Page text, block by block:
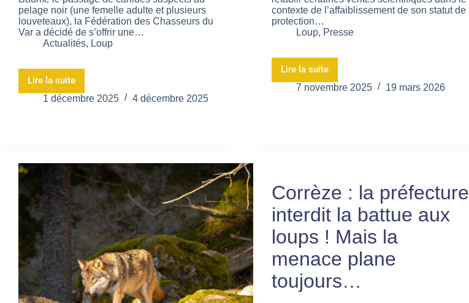
pelage noir (une femelle adulte et plusieurs
louveteaux), la Fédération des Chasseurs du
Var a décidé de s’offrir une…
Actualités, Loup
Lire la suite
1 décembre 2025 4 décembre 2025
contexte de l’affaiblissement de son statut de
protection…
Loup, Presse
Lire la suite
7 novembre 2025 19 mars 2026
Corrèze : la préfecture
interdit la battue aux
loups ! Mais la
menace plane
toujours…